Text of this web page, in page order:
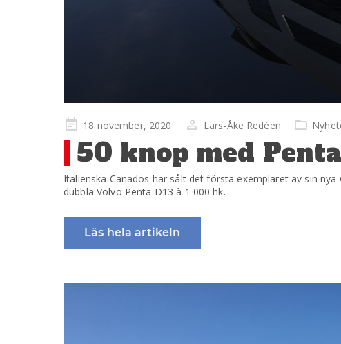
Publicerad
på
18 november, 2020 Lars-Åke Redéen
50 knop med
Italienska Canados har sålt det första exemplaret av sin
dubbla Volvo Penta D13 à 1 000 hk.
Läs hela artikeln